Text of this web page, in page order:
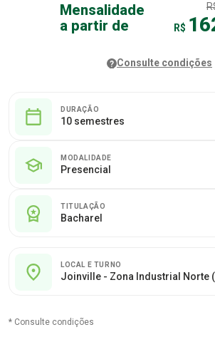
Mensalidade
a partir de
R$
? Consulte condições
DURAÇÃO
10 semestres
MODALIDADE
Presencial
TITULAÇÃO
Bacharel
LOCAL E TURNO
Joinville - Zona Industrial Norte
* Consulte condições